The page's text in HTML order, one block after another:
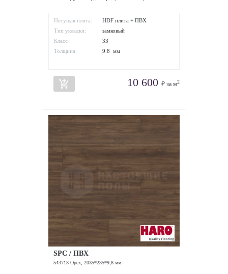
Несущая плита:
HDF плита + ПВХ
Тип укладки:
замковый
Класс
износостойкости:
33
Толщина:
9.8 мм
add_shopping_cart 10 600 ₽ за м2
SPC / ПВХ
543713 Орех, 2035*235*9,8 мм